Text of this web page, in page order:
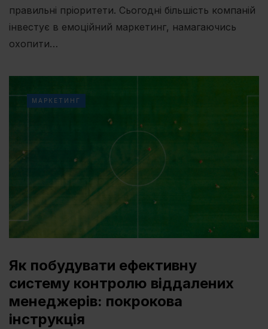
правильні пріоритети. Сьогодні більшість компаній
інвестує в емоційний маркетинг, намагаючись
охопити…
МАРКЕТИНГ
Як побудувати ефективну
систему контролю віддалених
менеджерів: покрокова
інструкція